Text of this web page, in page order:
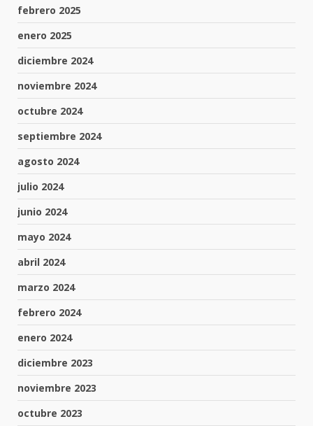
febrero 2025
enero 2025
diciembre 2024
noviembre 2024
octubre 2024
septiembre 2024
agosto 2024
julio 2024
junio 2024
mayo 2024
abril 2024
marzo 2024
febrero 2024
enero 2024
diciembre 2023
noviembre 2023
octubre 2023